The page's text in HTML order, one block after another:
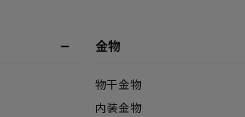
金物
物干金物
内装金物